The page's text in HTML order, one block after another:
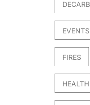
EVENTS
FIRES